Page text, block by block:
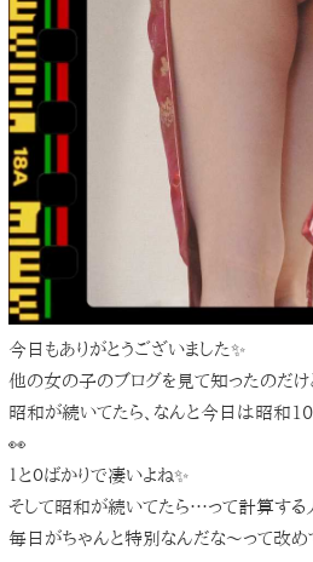
今日もありがとうございました✨
他の女の子のブログを見て知ったのだ
昭和が続いてたら、なんと今日は昭和
👀
１と０ばかりで凄いよね✨
そして昭和が続いてたら…って計算する
毎日がちゃんと特別なんだな〜って改め